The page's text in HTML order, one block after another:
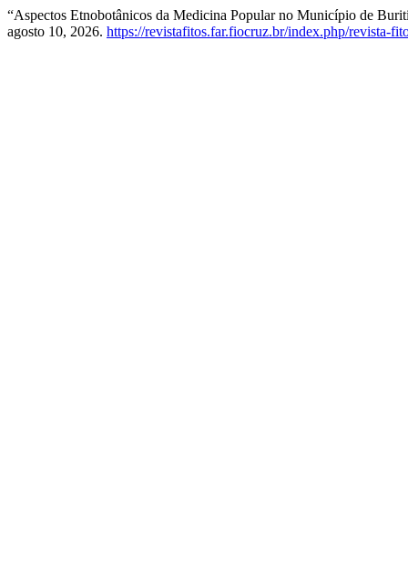
“Aspectos Etnobotânicos da Medicina Popular no Município de
agosto 10, 2026. https://revistafitos.far.fiocruz.br/index.php/revista-